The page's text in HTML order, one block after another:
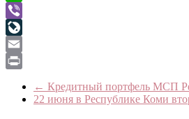
WhatsApp
Viber
LiveJournal
Email
← Кредитный портфель МСП
22 июня в Республике Коми